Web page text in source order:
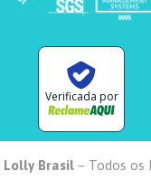
Verificada por
Lolly Brasil – Todos os